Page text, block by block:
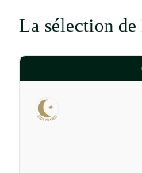
La sélection de